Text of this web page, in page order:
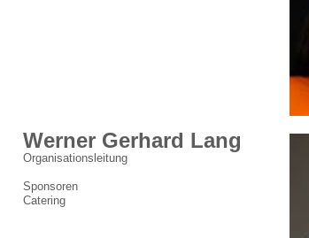
Werner Gerhard Lang
Organisationsleitung
Sponsoren
Catering